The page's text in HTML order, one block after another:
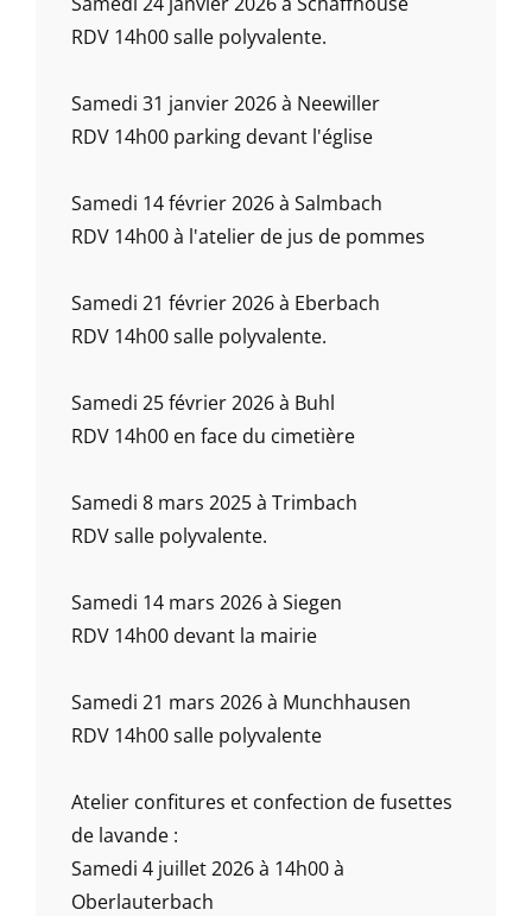
RDV 14h00 salle polyvalente.
Samedi 31 janvier 2026 à Neewiller
RDV 14h00 parking devant l'église
Samedi 14 février 2026 à Salmbach
RDV 14h00 à l'atelier de jus de pommes
Samedi 21 février 2026 à Eberbach
RDV 14h00 salle polyvalente.
Samedi 25 février 2026 à Buhl
RDV 14h00 en face du cimetière
Samedi 8 mars 2025 à Trimbach
RDV salle polyvalente.
Samedi 14 mars 2026 à Siegen
RDV 14h00 devant la mairie
Samedi 21 mars 2026 à Munchhausen
RDV 14h00 salle polyvalente
Atelier confitures et confection de fusettes
de lavande :
Samedi 4 juillet 2026 à 14h00 à
Oberlauterbach